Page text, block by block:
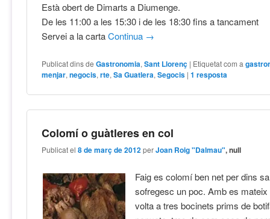
Està obert de Dimarts a Diumenge.
De les 11:00 a les 15:30 i de les 18:30 fins a tancament
Servei a la cartaContinua →
Publicat dins de Gastronomia,Sant Llorenç | Etiquetat com a
menjar,negocis,rte,Sa Guatlera,Segocis |1 resposta
Colomí o guàtleres en col
Publicat el8 de març de 2012 perJoan Roig "Dalmau", null
Faig es colomí ben net per dins
sofregesc un poc. Amb es mateix
volta a tres bocinets prims de